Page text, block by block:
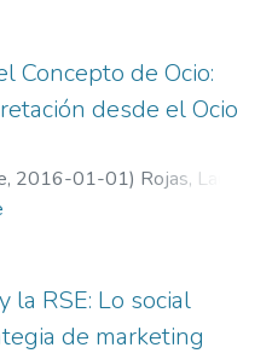
Concepto de Ocio:
desde el Ocio
, 2016-01-01) Rojas, Laura
Sintas
la RSE: Lo social
de marketing